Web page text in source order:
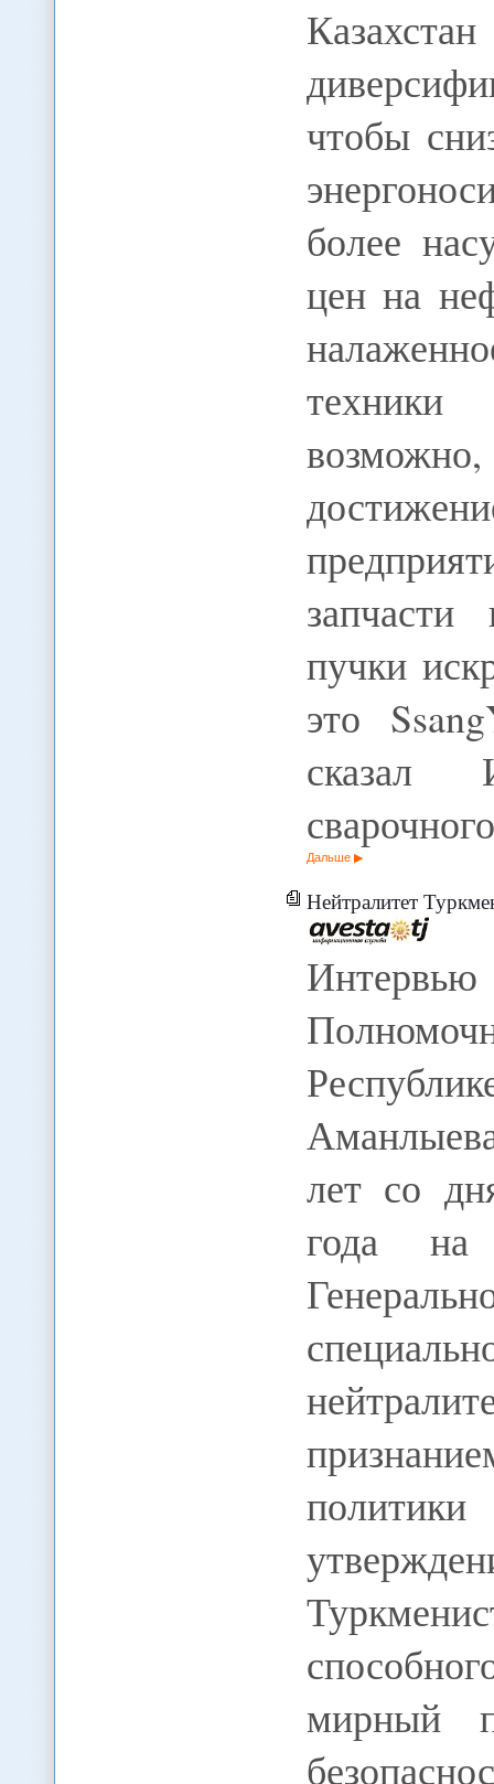
чтобы
более
цен на
возможно,
запчасти
пучки
это
сказал
Дальше
Нейтралитет Туркменистана:
лет со
года на
мирный